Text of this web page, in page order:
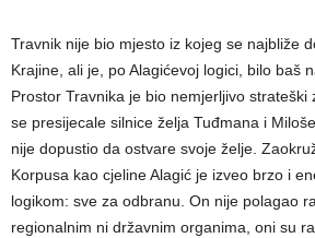
Travnik nije bio mjesto iz kojeg se najbliže
Krajine, ali je, po Alagićevoj logici, bilo baš
Prostor Travnika je bio nemjerljivo strateški
se presijecale silnice želja Tuđmana i
nije dopustio da ostvare svoje želje.
Korpusa kao cjeline Alagić je izveo brzo i
logikom: sve za odbranu. On nije polagao
regionalnim ni državnim organima, oni su